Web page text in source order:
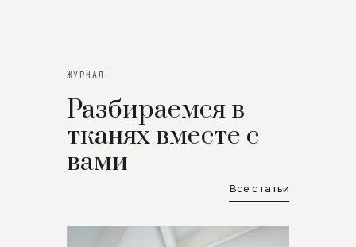
ЖУРНАЛ
Разбираемся в
тканях вместе с
вами
Все статьи